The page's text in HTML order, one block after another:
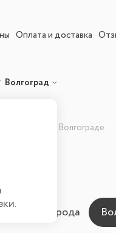
Оплата и доставка
Волгоград
гарнитуры в Волгограде
для города